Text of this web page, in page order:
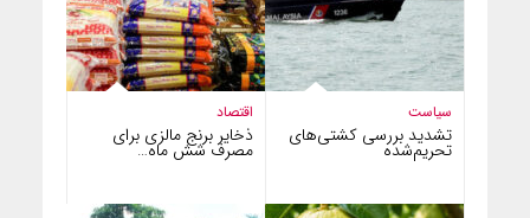
اقتصاد
ذخایر برنج مالزی برای
مصرف شش ماه…
سیاست
تشدید بررسی کشتی‌های
تحریم‌شده